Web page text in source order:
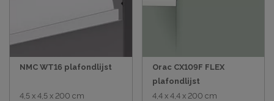
NMC WT16 plafondlijst
4,5 x 4,5 x 200 cm
Orac CX109F FLEX
plafondlijst
4,4 x 4,4 x 200 cm